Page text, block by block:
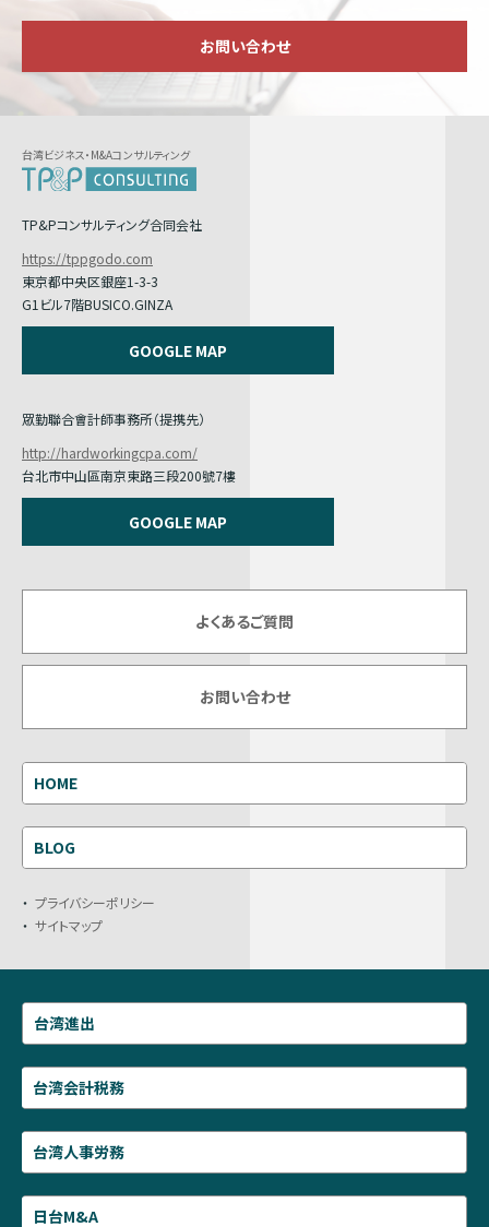
お問い合わせ
台湾ビジネス・M&Aコンサルティング
TP&Pコンサルティング合同会社
https://tppgodo.com
東京都中央区銀座1-3-3
G1ビル7階BUSICO.GINZA
GOOGLE MAP
眾勤聯合會計師事務所（提携先）
http://hardworkingcpa.com/
台北市中山區南京東路三段200號7樓
GOOGLE MAP
よくあるご質問
お問い合わせ
HOME
BLOG
プライバシーポリシー
サイトマップ
台湾進出
台湾会計税務
台湾人事労務
日台M&A